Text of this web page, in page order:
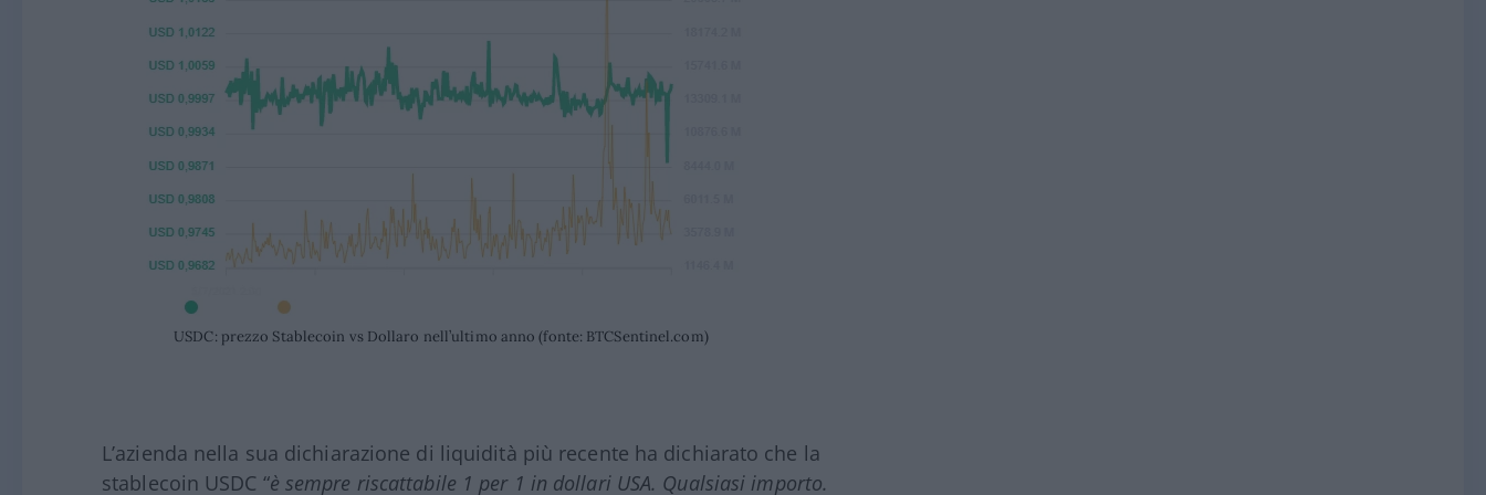
USDC: prezzo Stablecoin vs Dollaro nell’ultimo anno (fonte: BTCSentinel.com)
L’azienda nella sua dichiarazione di liquidità più recente ha dichiarato che la
stablecoin USDC “è sempre riscattabile 1 per 1 in dollari USA. Qualsiasi importo.